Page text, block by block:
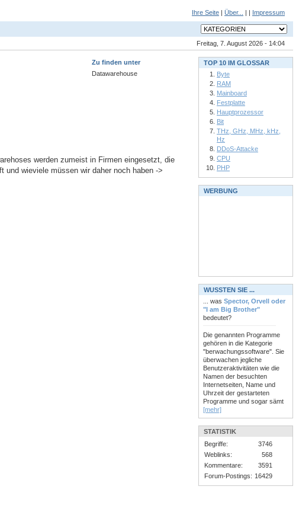
Ihre Seite | Über... | | Impressum
Freitag, 7. August 2026 - 14:04
Zu finden unter
Datawarehouse
werden zumeist in Firmen eingesetzt, die
und wieviele müssen wir daher noch haben ->
TOP 10 IM GLOSSAR
Byte
RAM
Mainboard
Festplatte
Hauptprozessor
Bit
THz, GHz, MHz, kHz,
Hz
DDoS-Attacke
CPU
PHP
WERBUNG
WUSSTEN SIE ...
... was Spector, Orvell oder
"I am Big Brother"
bedeutet?
Die genannten Programme
gehören in die Kategorie
"berwachungssoftware". Sie
überwachen jegliche
Benutzeraktivitäten wie die
Namen der besuchten
Internetseiten, Name und
Uhrzeit der gestarteten
Programme und sogar sämt
[mehr]
STATISTIK
Begriffe:
3746
Weblinks:
568
Kommentare:
3591
Forum-Postings: 16429